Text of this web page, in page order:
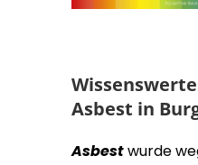
Asbest in
Asbestwurde